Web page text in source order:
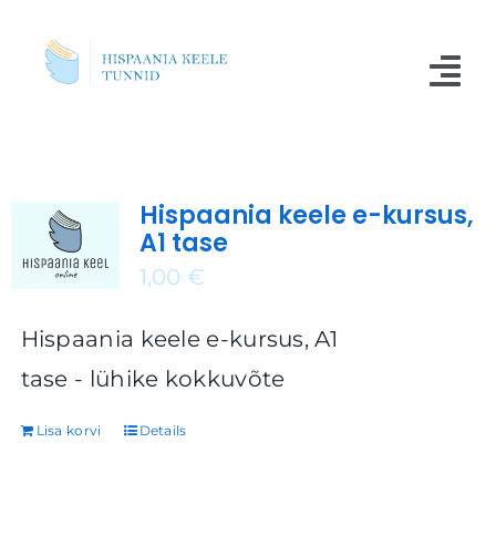
Blogi
Hispaania keele e-kursus,
A1 tase
1,00 €
Hispaania keele e-kursus, A1
tase - lühike kokkuvõte
Lisa korvi Details